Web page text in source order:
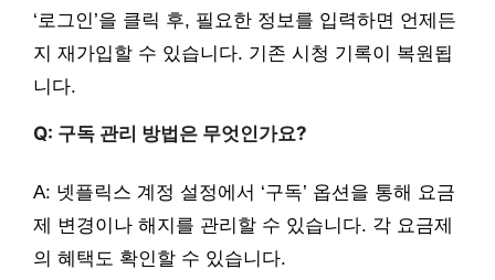
‘로그인’을 클릭 후, 필요한 정보를 입력하면 언제든
지 재가입할 수 있습니다. 기존 시청 기록이 복원됩
니다.
Q: 구독 관리 방법은 무엇인가요?
A: 넷플릭스 계정 설정에서 ‘구독’ 옵션을 통해 요금
제 변경이나 해지를 관리할 수 있습니다. 각 요금제
의 혜택도 확인할 수 있습니다.